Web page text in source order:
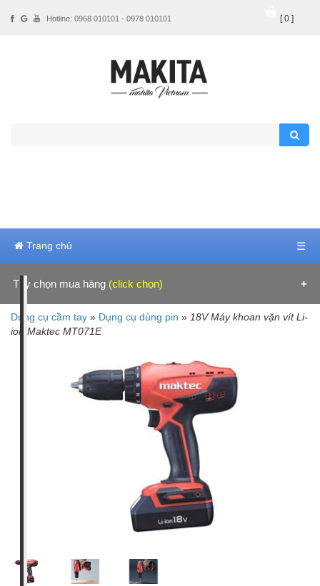
Trang chủ ☰
Tùy chọn mua hàng (click chọn)
Hãng sản xuất
Kennede
Makita
500,000 - 1
1 triệu - 2
triệu VNĐ
(43)
2 triệu - 5
triệu VNĐ
(207)
Chưa có
giá (19)
Trung
Quốc
(415)
Hàn Quốc
(1)
Dụng cụ cầm tay » Dụng cụ dùng pin » 18V Máy khoan vặn vít Li-
ion Maktec MT071E
Hotline: 0968 010101 - 0978 010101 [ 0 ]